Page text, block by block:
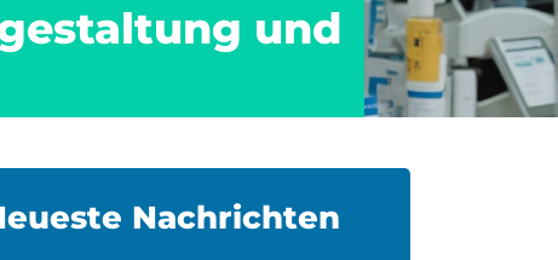
und
Nachrichten